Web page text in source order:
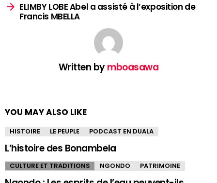
ELIMBY LOBE Abel a assisté à l’exposition de
Francis MBELLA
Written bymboasawa
YOU MAY ALSO LIKE
HISTOIRE LE PEUPLE PODCAST EN DUALA
L’histoire des Bonambela
CULTURE ET TRADITIONS NGONDO PATRIMOINE